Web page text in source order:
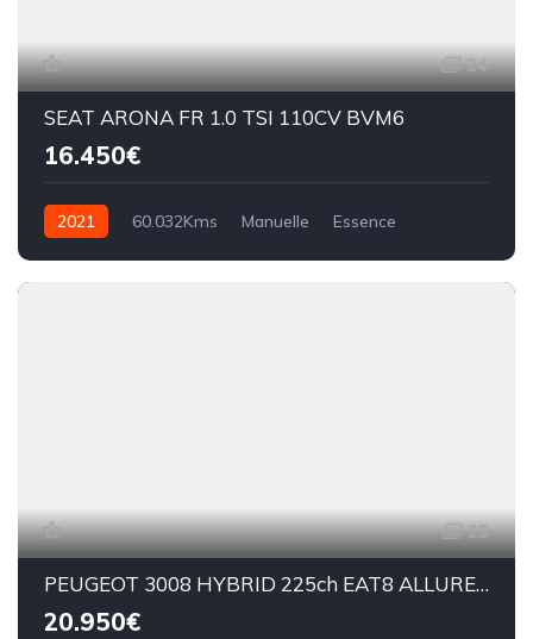
24
SEAT ARONA FR 1.0 TSI 110CV BVM6
16.450€
2021 60.032Kms Manuelle Essence
25
PEUGEOT 3008 HYBRID 225ch EAT8 ALLURE PACK 1.6
20.950€